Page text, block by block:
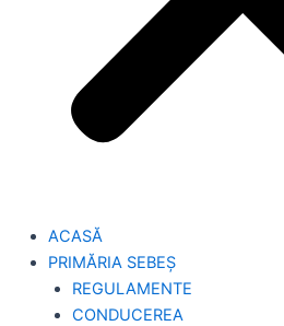
ACASĂ
PRIMĂRIA SEBEȘ
REGULAMENTE
CONDUCEREA